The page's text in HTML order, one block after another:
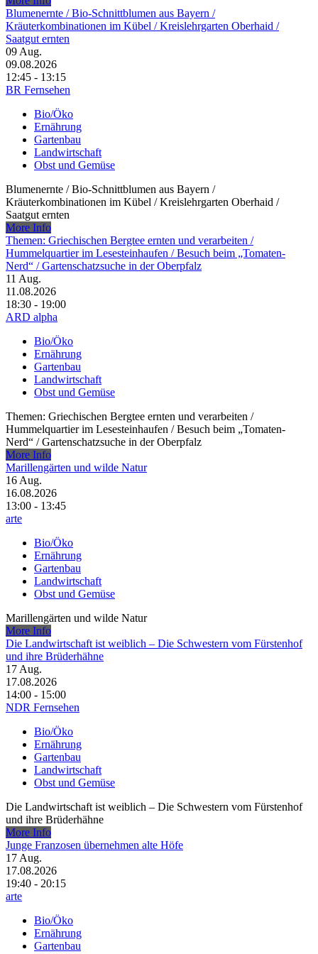
Blumenernte /​ Bio-Schnittblumen aus Bayern /​
Kräuterkombinationen im Kübel /​ Kreislehrgarten Oberhaid /​
Saatgut ernten
09 Aug.
09.08.2026
12:45 - 13:15
BR Fernsehen
Bio/Öko
Ernährung
Gartenbau
Landwirtschaft
Obst und Gemüse
Blumenernte /​ Bio-Schnittblumen aus Bayern /​
Kräuterkombinationen im Kübel /​ Kreislehrgarten Oberhaid /​
Saatgut ernten
More Info
Themen: Griechischen Bergtee ernten und verarbeiten /​
Hummelquartier im Lesesteinhaufen /​ Besuch beim „Tomaten-
Nerd“ /​ Gartenschatzsuche in der Oberpfalz
11 Aug.
11.08.2026
18:30 - 19:00
ARD alpha
Bio/Öko
Ernährung
Gartenbau
Landwirtschaft
Obst und Gemüse
Themen: Griechischen Bergtee ernten und verarbeiten /​
Hummelquartier im Lesesteinhaufen /​ Besuch beim „Tomaten-
Nerd“ /​ Gartenschatzsuche in der Oberpfalz
More Info
Marillengärten und wilde Natur
16 Aug.
16.08.2026
13:00 - 13:45
arte
Bio/Öko
Ernährung
Gartenbau
Landwirtschaft
Obst und Gemüse
Marillengärten und wilde Natur
More Info
Die Landwirtschaft ist weiblich – Die Schwestern vom Fürstenhof
und ihre Brüderhähne
17 Aug.
17.08.2026
14:00 - 15:00
NDR Fernsehen
Bio/Öko
Ernährung
Gartenbau
Landwirtschaft
Obst und Gemüse
Die Landwirtschaft ist weiblich – Die Schwestern vom Fürstenhof
und ihre Brüderhähne
More Info
Junge Franzosen übernehmen alte Höfe
17 Aug.
17.08.2026
19:40 - 20:15
arte
Bio/Öko
Ernährung
Gartenbau